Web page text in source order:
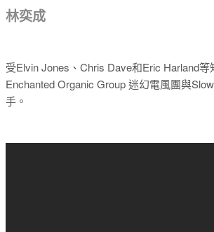
林奕成
受Elvin Jones、Chris Dave和Eric Harland
Enchanted Organic Group 迷幻電風團與
手。